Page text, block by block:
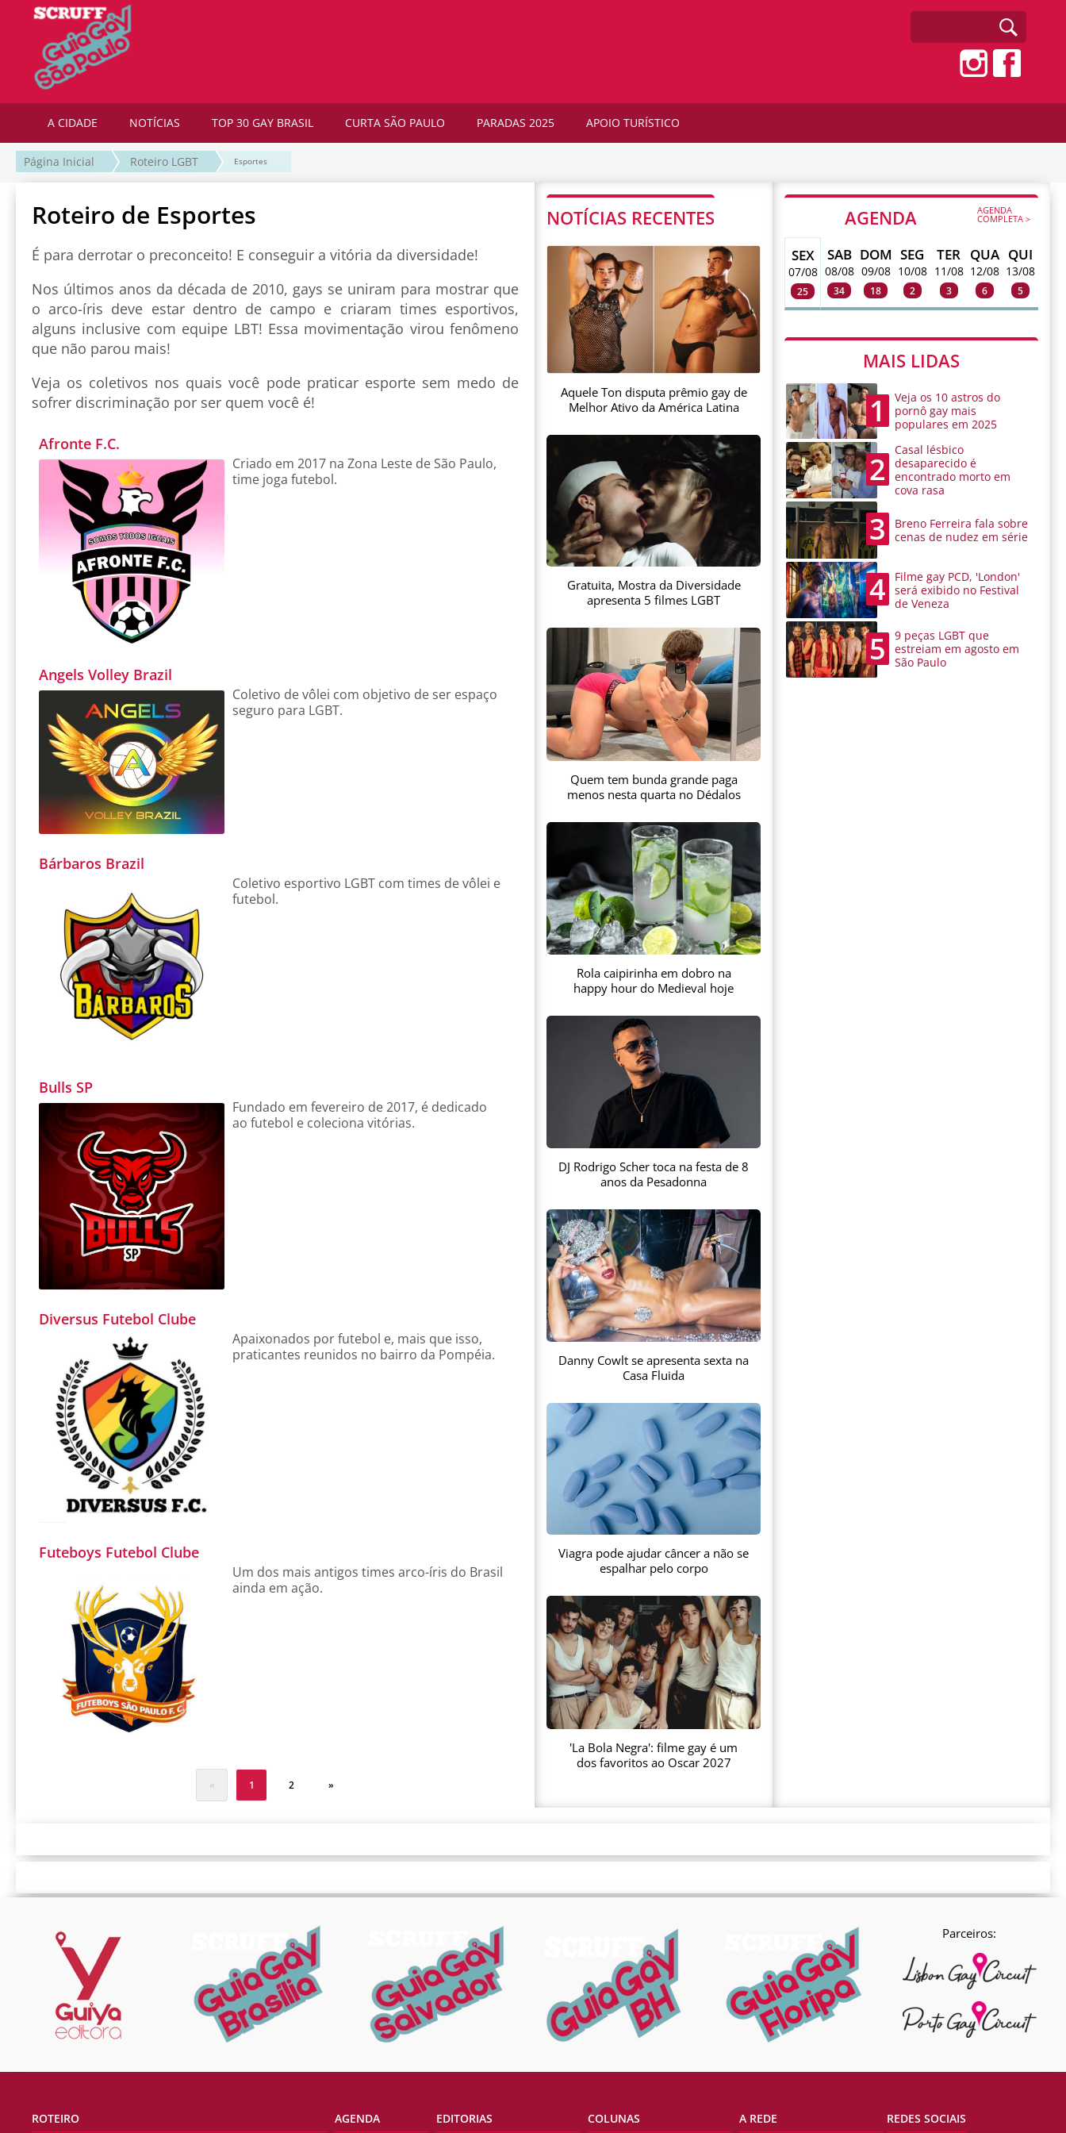
A CIDADE NOTÍCIAS TOP 30 GAY BRASIL CURTA SÃO PAULO PARADAS 2025 APOIO TURÍSTICO
Página Inicial Roteiro LGBT Esportes
Roteiro de Esportes
É para derrotar o preconceito! E conseguir a vitória da diversidade!
Nos últimos anos da década de 2010, gays se uniram para mostrar que
o arco-íris deve estar dentro de campo e criaram times esportivos,
alguns inclusive com equipe LBT! Essa movimentação virou fenômeno
que não parou mais!
Veja os coletivos nos quais você pode praticar esporte sem medo de
sofrer discriminação por ser quem você é!
Afronte F.C.
Criado em 2017 na Zona Leste de São Paulo,
time joga futebol.
Angels Volley Brazil
Coletivo de vôlei com objetivo de ser espaço
seguro para LGBT.
Bárbaros Brazil
Coletivo esportivo LGBT com times de vôlei e
futebol.
Bulls SP
Fundado em fevereiro de 2017, é dedicado
ao futebol e coleciona vitórias.
Diversus Futebol Clube
Apaixonados por futebol e, mais que isso,
praticantes reunidos no bairro da Pompéia.
Futeboys Futebol Clube
Um dos mais antigos times arco-íris do Brasil
ainda em ação.
« 1 2 »
NOTÍCIAS RECENTES
Aquele Ton disputa prêmio gay de
Melhor Ativo da América Latina
Gratuita, Mostra da Diversidade
apresenta 5 filmes LGBT
Quem tem bunda grande paga
menos nesta quarta no Dédalos
Rola caipirinha em dobro na
happy hour do Medieval hoje
DJ Rodrigo Scher toca na festa de 8
anos da Pesadonna
Danny Cowlt se apresenta sexta na
Casa Fluida
Viagra pode ajudar câncer a não se
espalhar pelo corpo
'La Bola Negra': filme gay é um
dos favoritos ao Oscar 2027
AGENDA AGENDA
COMPLETA >
SEX
07/08
25
SAB
08/08
34
DOM
09/08
18
SEG
10/08
2
TER
11/08
3
QUA
12/08
6
QUI
13/08
5
MAIS LIDAS
1
Veja os 10 astros do
pornô gay mais
populares em 2025
2
Casal lésbico
desaparecido é
encontrado morto em
cova rasa
3
Breno Ferreira fala sobre
cenas de nudez em série
4
Filme gay PCD, 'London'
será exibido no Festival
de Veneza
5
9 peças LGBT que
estreiam em agosto em
São Paulo
Parceiros:
ROTEIRO AGENDA EDITORIAS COLUNAS A REDE REDES SOCIAIS